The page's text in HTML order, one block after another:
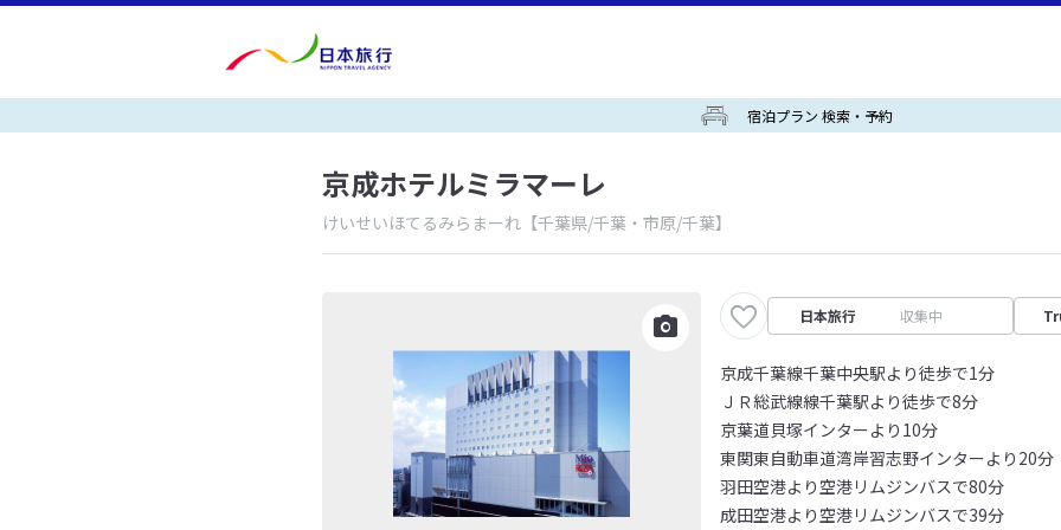
宿泊プラン 検索・予約
京成ホテルミラマーレ
けいせいほてるみらまーれ 【千葉県/千葉・市原/千葉】
日本旅行 収集中
京成千葉線千葉中央駅より徒歩で1分
ＪＲ総武線線千葉駅より徒歩で8分
京葉道貝塚インターより10分
東関東自動車道湾岸習志野インターより20分
羽田空港より空港リムジンバスで80分
成田空港より空港リムジンバスで39分